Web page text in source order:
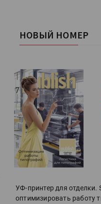
НОВЫЙ НОМЕР
УФ-принтер для отделки.
оптимизировать работу